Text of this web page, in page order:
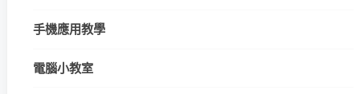
手機應用教學
電腦小教室